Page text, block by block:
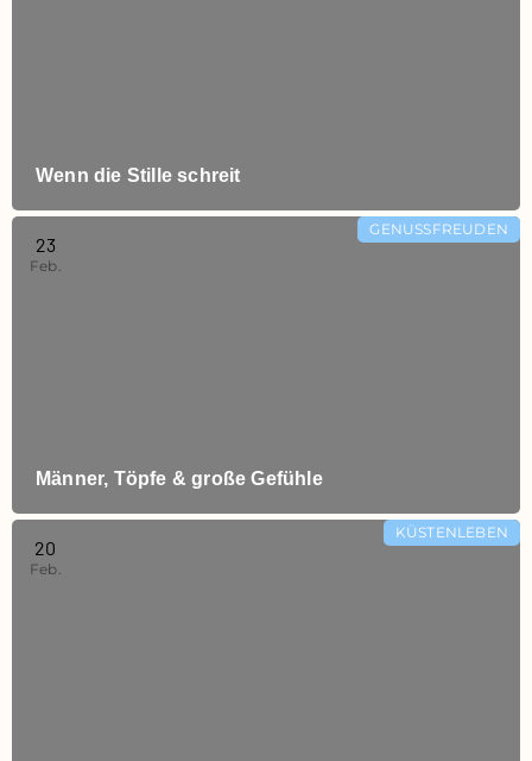
Wenn die Stille schreit
Männer, Töpfe & große Gefühle
GENUSSFREUDEN
23
Feb.
KÜSTENLEBEN
20
Feb.